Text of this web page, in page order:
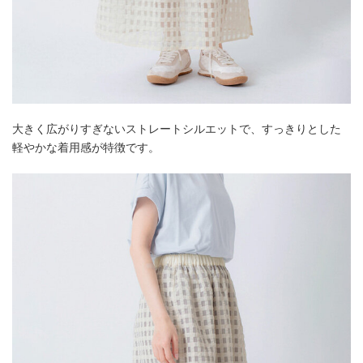
大きく広がりすぎないストレートシルエットで、すっきりとした
軽やかな着用感が特徴です。